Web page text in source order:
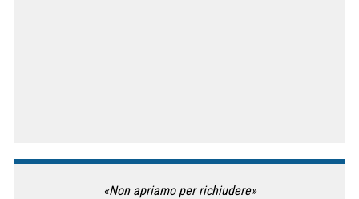
«Non apriamo per richiudere»